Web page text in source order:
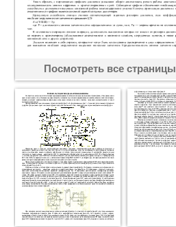
Посмотреть все страницы